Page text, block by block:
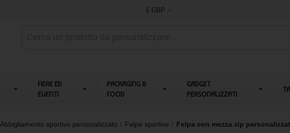
£ GBP
FIERE ED
EVENTI
PACKAGING &
FOOD
GADGET
PERSONALIZZATI
Abbigliamento sportivo personalizzato Felpe sportive Felpa con mezza zip